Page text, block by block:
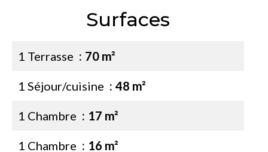
Surfaces
1 Terrasse 70 m²
1 Séjour/cuisine 48 m²
1 Chambre 17 m²
1 Chambre 16 m²